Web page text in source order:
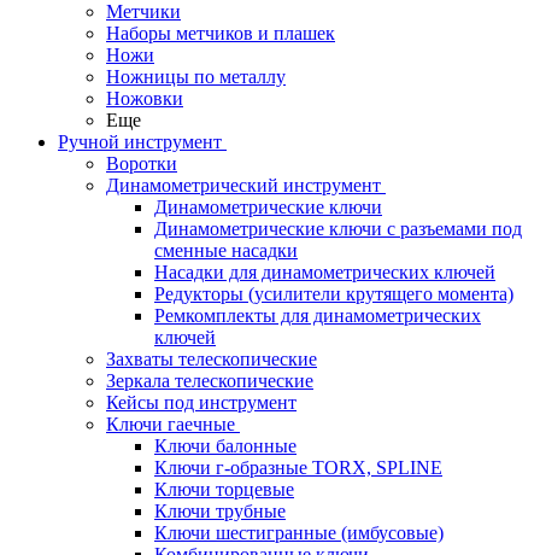
Метчики
Наборы метчиков и плашек
Ножи
Ножницы по металлу
Ножовки
Еще
Ручной инструмент
Воротки
Динамометрический инструмент
Динамометрические ключи
Динамометрические ключи с разъемами под
сменные насадки
Насадки для динамометрических ключей
Редукторы (усилители крутящего момента)
Ремкомплекты для динамометрических
ключей
Захваты телескопические
Зеркала телескопические
Кейсы под инструмент
Ключи гаечные
Ключи балонные
Ключи г-образные TORX, SPLINE
Ключи торцевые
Ключи трубные
Ключи шестигранные (имбусовые)